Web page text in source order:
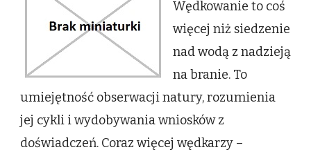
Wędkowanie to coś
więcej niż siedzenie
nad wodą z nadzieją
na branie. To
umiejętność obserwacji natury, rozumienia
jej cykli i wydobywania wniosków z
doświadczeń. Coraz więcej wędkarzy –